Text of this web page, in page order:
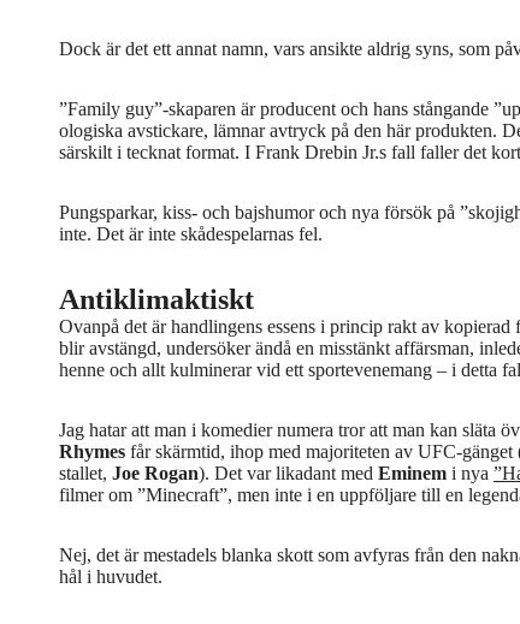
Dock är det ett annat namn, vars ansikte aldrig syns, som
”Family guy”-skaparen är producent och hans stångande
ologiska avstickare, lämnar avtryck på den här produkten.
särskilt i tecknat format. I Frank Drebin Jr.s fall faller det
Pungsparkar, kiss- och bajshumor och nya försök på
inte. Det är inte skådespelarnas fel.
Antiklimaktiskt
Ovanpå det är handlingens essens i princip rakt av
blir avstängd, undersöker ändå en misstänkt affärsman,
henne och allt kulminerar vid ett sportevenemang – i detta
Jag hatar att man i komedier numera tror att man kan släta
Rhymes får skärmtid, ihop med majoriteten av UFC-
stallet, Joe Rogan). Det var likadant med Eminem i nya
filmer om ”Minecraft”, men inte i en uppföljare till en
Nej, det är mestadels blanka skott som avfyras från den
hål i huvudet.